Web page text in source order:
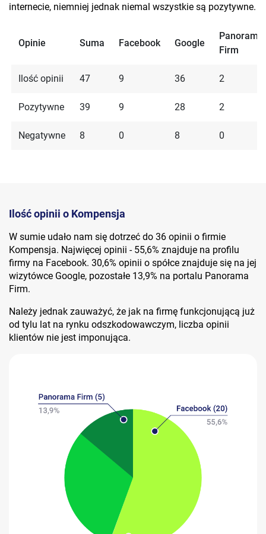
internecie, niemniej jednak niemal wszystkie są pozytywne.
Opinie Suma Facebook Google
Panorama
Firm
Ilość opinii 47 9 36 2
Pozytywne 39 9 28 2
Negatywne 8 0 8 0
Ilość opinii o Kompensja
W sumie udało nam się dotrzeć do 36 opinii o firmie
Kompensja. Najwięcej opinii - 55,6% znajduje na profilu
firmy na Facebook. 30,6% opinii o spółce znajduje się na jej
wizytówce Google, pozostałe 13,9% na portalu Panorama
Firm.
Należy jednak zauważyć, że jak na firmę funkcjonującą już
od tylu lat na rynku odszkodowawczym, liczba opinii
klientów nie jest imponująca.